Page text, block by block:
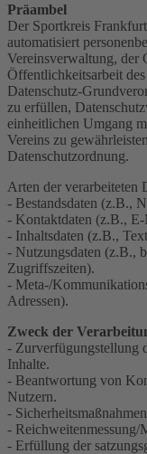
Präambel
Der Sportkreis
automatisiert
Vereinsverwaltung, der
Öffentlichkeitsarbeit
Datenschutz-
zu erfüllen,
einheitlichen Umgang
Vereins zu
Datenschutzordnung.
Arten der verarbeiteten
- Bestandsdaten (z.B.,
- Kontaktdaten (z.B.,
- Inhaltsdaten (z.B.,
- Nutzungsdaten (z.B.,
Zugriffszeiten).
- Meta-/
Adressen).
Zweck der
- Zurverfügungstellung
Inhalte.
- Beantwortung von
Nutzern.
-
- Reichweitenmessung/
- Erfüllung der